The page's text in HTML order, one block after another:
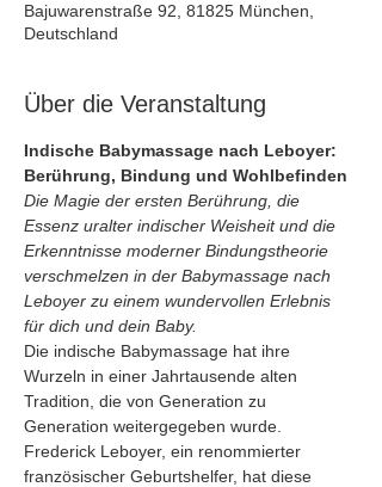
Bajuwarenstraße 92, 81825 München,
Deutschland
Über die Veranstaltung
Indische Babymassage nach Leboyer:
Berührung, Bindung und Wohlbefinden
Die Magie der ersten Berührung, die
Essenz uralter indischer Weisheit und die
Erkenntnisse moderner Bindungstheorie
verschmelzen in der Babymassage nach
Leboyer zu einem wundervollen Erlebnis
für dich und dein Baby.
Die indische Babymassage hat ihre
Wurzeln in einer Jahrtausende alten
Tradition, die von Generation zu
Generation weitergegeben wurde.
Frederick Leboyer, ein renommierter
französischer Geburtshelfer, hat diese